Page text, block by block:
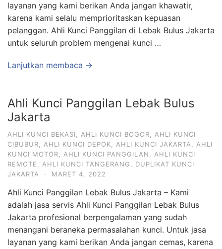
layanan yang kami berikan Anda jangan khawatir,
karena kami selalu memprioritaskan kepuasan
pelanggan. Ahli Kunci Panggilan di Lebak Bulus Jakarta
untuk seluruh problem mengenai kunci …
Lanjutkan membaca →
Ahli Kunci Panggilan Lebak Bulus
Jakarta
AHLI KUNCI BEKASI AHLI KUNCI BOGOR
AHLI KUNCI
CIBUBUR
AHLI KUNCI DEPOK AHLI KUNCI JAKARTA
AHLI
KUNCI MOTOR
AHLI KUNCI PANGGILAN
AHLI KUNCI
REMOTE
AHLI KUNCI TANGERANG
DUPLIKAT KUNCI
JAKARTA
· MARET 4, 2022
Ahli Kunci Panggilan Lebak Bulus Jakarta – Kami
adalah jasa servis Ahli Kunci Panggilan Lebak Bulus
Jakarta profesional berpengalaman yang sudah
menangani beraneka permasalahan kunci. Untuk jasa
layanan yang kami berikan Anda jangan cemas, karena